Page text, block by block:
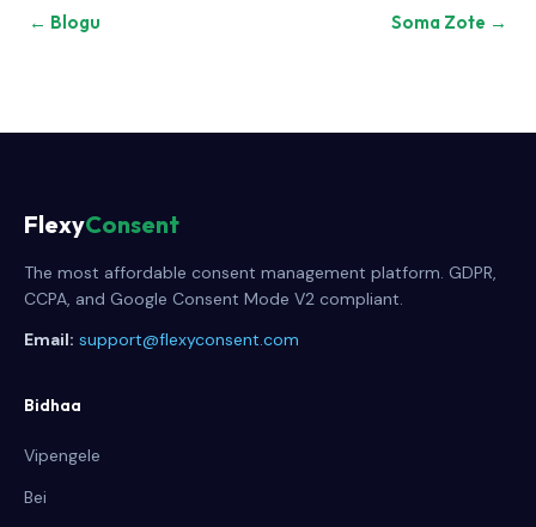
← Blogu Soma Zote →
FlexyConsent
The most affordable consent management platform. GDPR,
CCPA, and Google Consent Mode V2 compliant.
Email: support@flexyconsent.com
Bidhaa
Vipengele
Bei